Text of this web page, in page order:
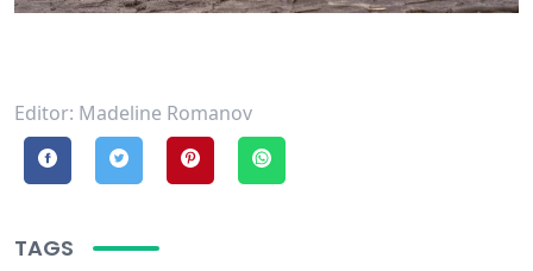
Editor: Madeline Romanov
TAGS